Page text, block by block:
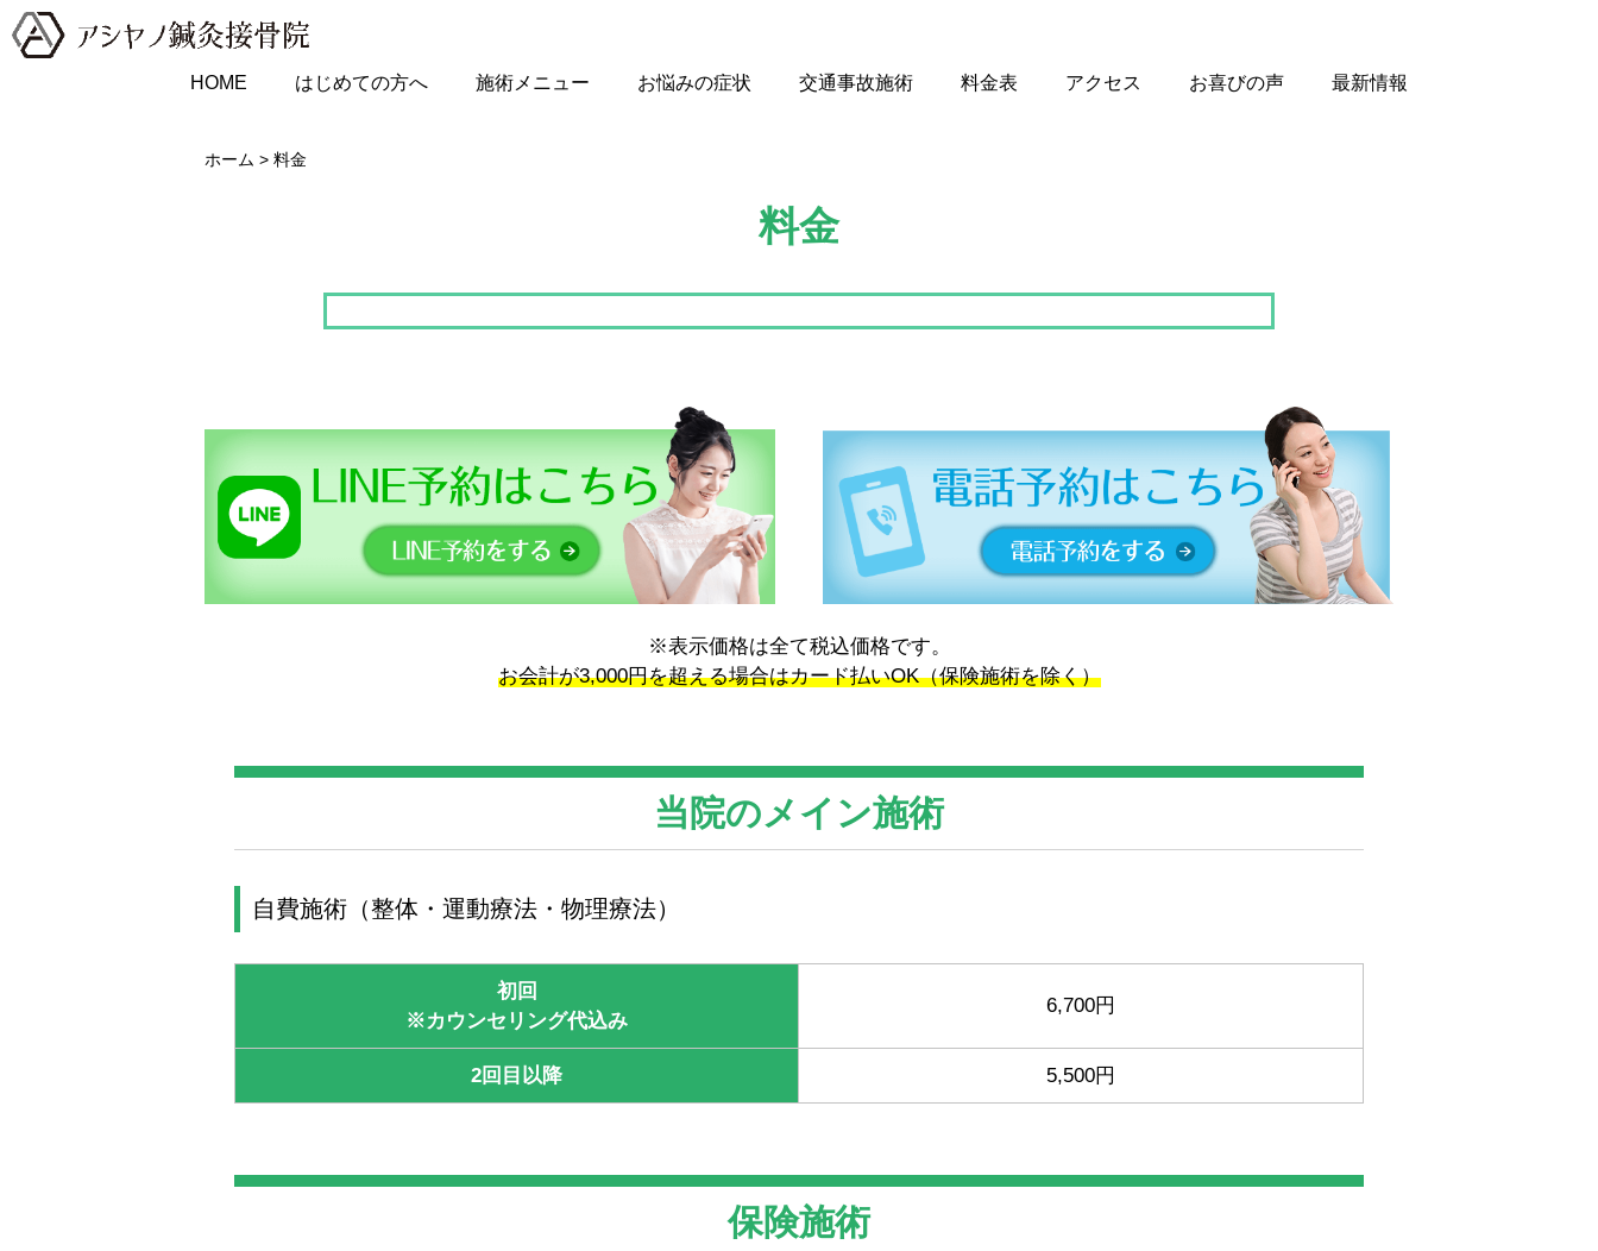
HOME はじめての方へ 施術メニュー お悩みの症状 交通事故施術 料金表 アクセス お喜びの声 最新情報
ホーム > 料金
料金
※表示価格は全て税込価格です。
お会計が3,000円を超える場合はカード払いOK（保険施術を除く）
当院のメイン施術
自費施術（整体・運動療法・物理療法）
初回
※カウンセリング代込み
6,700円
2回目以降 5,500円
保険施術